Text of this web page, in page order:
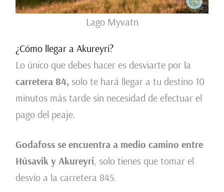
Lago Myvatn
¿Cómo llegar a Akureyri?
Lo único que debes hacer es desviarte por la
carretera 84, solo te hará llegar a tu destino 10
minutos más tarde sin necesidad de efectuar el
pago del peaje.
Godafoss se encuentra a medio camino entre
Húsavik y Akureyri, solo tienes que tomar el
desvío a la carretera 845.